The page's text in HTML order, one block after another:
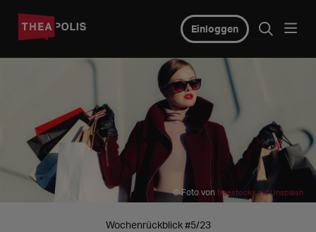
Einloggen
© Foto von freestocks auf Unsplash
Wochenrückblick #5/23